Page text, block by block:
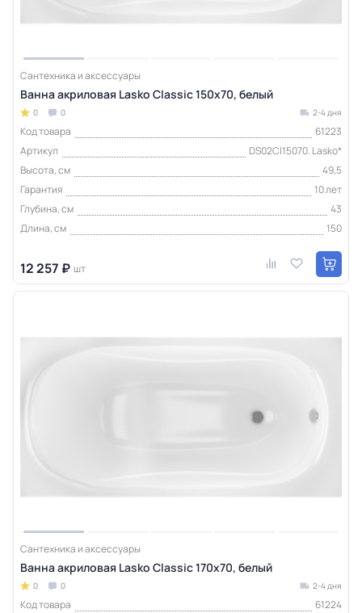
Сантехника и аксессуары
Ванна акриловая Lasko Classic 150х70, белый
0 0 2-4 дня
Код товара
61223
Артикул
DS02Cl15070. Lasko*
Высота, см
49,5
Гарантия
10 лет
Глубина, см
43
Длина, см
150
12 257 ₽ шт
Сантехника и аксессуары
Ванна акриловая Lasko Classic 170х70, белый
0 0 2-4 дня
Код товара
61224